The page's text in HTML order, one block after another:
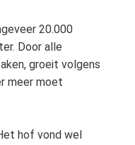
20.000
Door alle
groeit volgens
meer moet
hof vond wel